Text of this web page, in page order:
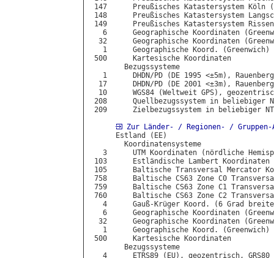
147      Preußisches Katastersystem Köln
148      Preußisches Katastersystem
149      Preußisches Katastersystem
6      Geographische Koordinaten
32      Geographische Koordinaten
1      Geographische Koord. (Greenwich)
500      Kartesische Koordinaten
        Bezugssysteme
1      DHDN/PD (DE 1995 <±5m),
17      DHDN/PD (DE 2001 <±3m),
10      WGS84 (Weltweit GPS),
208      Quellbezugssystem in beliebiger
209      Zielbezugssystem in beliebiger
Zur Länder- / Regionen- / Gruppen-
      Estland (EE)
        Koordinatensysteme
3      UTM Koordinaten (nördliche
103      Estländische Lambert Koordinaten
105      Baltische Transversal Mercator
758      Baltische CS63 Zone C0
759      Baltische CS63 Zone C1
760      Baltische CS63 Zone C2
4      Gauß-Krüger Koord. (6 Grad
6      Geographische Koordinaten
32      Geographische Koordinaten
1      Geographische Koord. (Greenwich)
500      Kartesische Koordinaten
        Bezugssysteme
   4      ETRS89 (EU), geozentrisch, GRS80